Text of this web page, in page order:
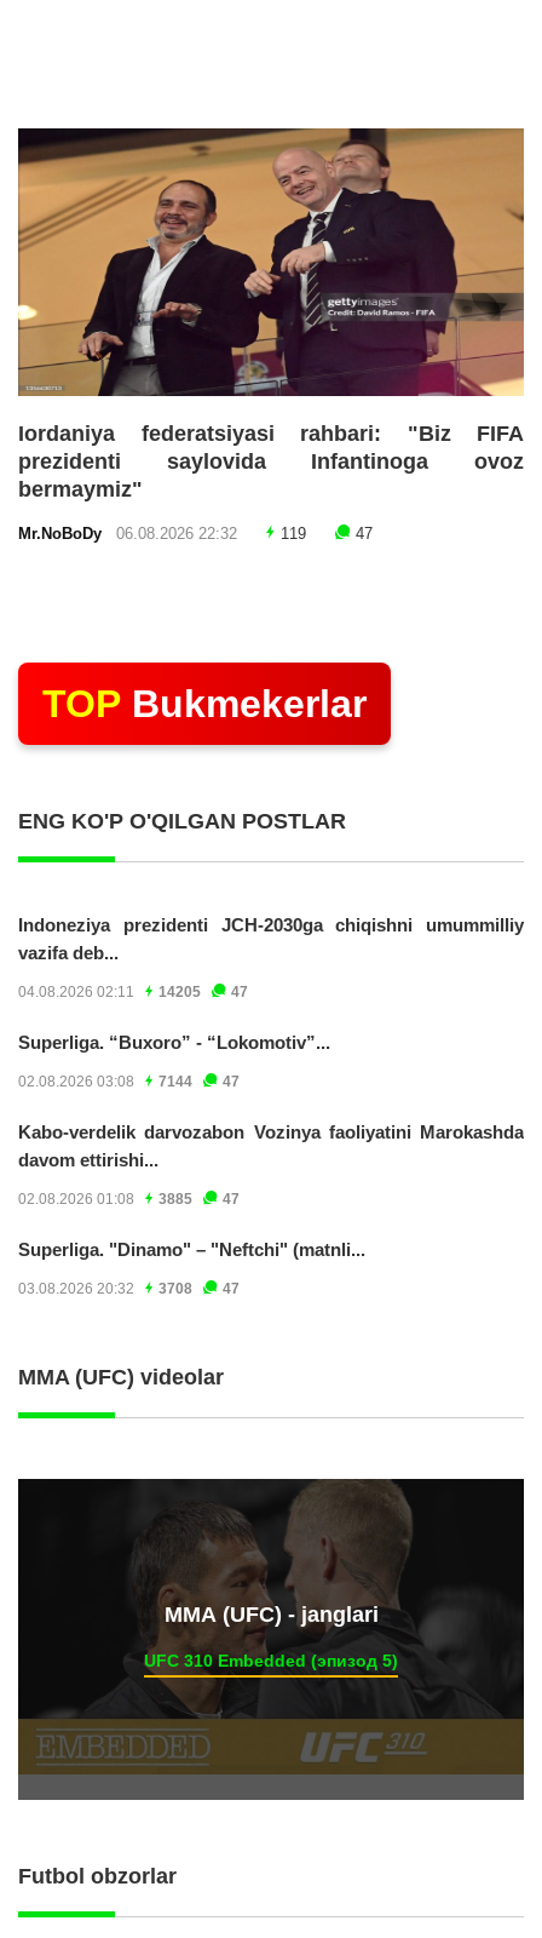
Iordaniya federatsiyasi rahbari: "Biz FIFA
prezidenti saylovida Infantinoga ovoz
bermaymiz"
Mr.NoBoDy 06.08.2026 22:32 119 47
TOP Bukmekerlar
ENG KO'P O'QILGAN POSTLAR
Indoneziya prezidenti JCH-2030ga chiqishni umummilliy
vazifa deb...
04.08.2026 02:11 14205 47
Superliga. “Buxoro” - “Lokomotiv”...
02.08.2026 03:08 7144 47
Kabo-verdelik darvozabon Vozinya faoliyatini Marokashda
davom ettirishi...
02.08.2026 01:08 3885 47
Superliga. "Dinamo" – "Neftchi" (matnli...
03.08.2026 20:32 3708 47
MMA (UFC) videolar
ММА (UFC) - janglari
UFC 310 Embedded (эпизод 5)
Futbol obzorlar